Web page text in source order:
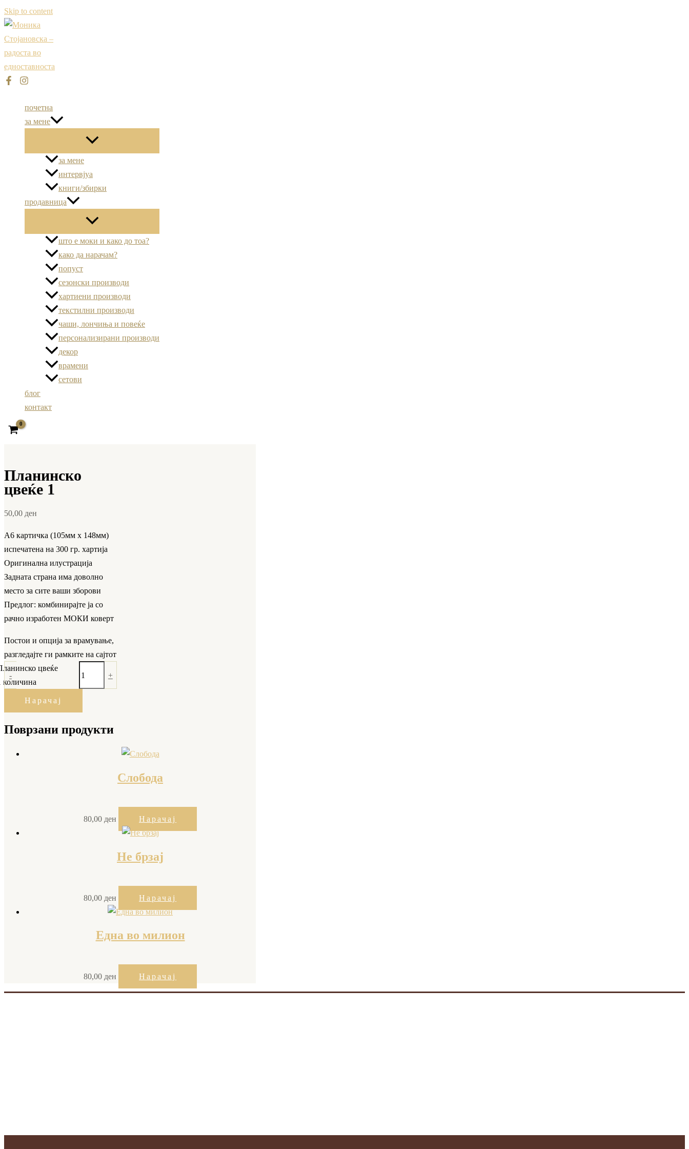
Skip to content
почетна
за мене
за мене
интервјуа
книги/збирки
продавница
што е моки и како до тоа?
како да нарачам?
попуст
сезонски производи
хартиени производи
текстилни производи
чаши, лончиња и повеќе
персонализирани производи
декор
врамени
сетови
блог
контакт
Планинско
цвеќе 1
50,00 ден
А6 картичка (105мм х 148мм)
испечатена на 300 гр. хартија
Оригинална илустрација
Задната страна има доволно
место за сите ваши зборови
Предлог: комбинирајте ја со
рачно изработен МОКИ коверт
Постои и опција за врамување,
разгледајте ги рамките на сајтот
-
цвеќе
количина
+
Нарачај
Поврзани продукти
Слобода
80,00 ден Нарачај
Не брзај
80,00 ден Нарачај
Една во милион
80,00 ден Нарачај